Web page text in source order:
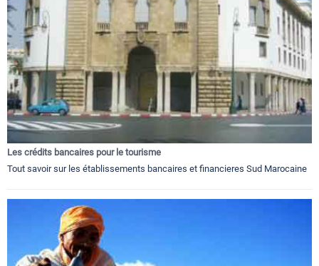
Les crédits bancaires pour le tourisme
Tout savoir sur les établissements bancaires et financieres Sud Marocaine